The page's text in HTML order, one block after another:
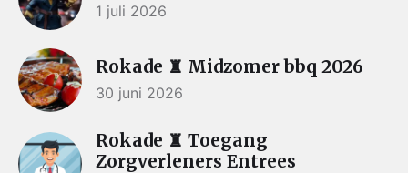
1 juli 2026
Rokade ♜ Midzomer bbq 2026
30 juni 2026
Rokade ♜ Toegang
Zorgverleners Entrees